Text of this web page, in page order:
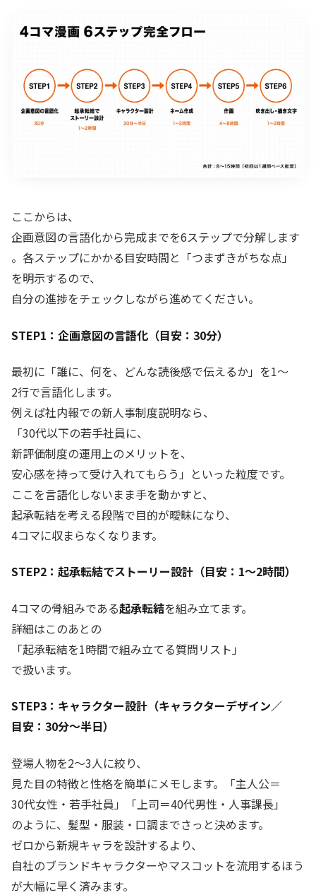
ここからは、
企画意図の言語化から完成までを6ステップで分解します
。各ステップにかかる目安時間と「つまずきがちな点」
を明示するので、
自分の進捗をチェックしながら進めてください。
STEP1：企画意図の言語化（目安：30分）
最初に「誰に、何を、どんな読後感で伝えるか」を1〜
2行で言語化します。
例えば社内報での新人事制度説明なら、
「30代以下の若手社員に、
新評価制度の運用上のメリットを、
安心感を持って受け入れてもらう」といった粒度です。
ここを言語化しないまま手を動かすと、
起承転結を考える段階で目的が曖昧になり、
4コマに収まらなくなります。
STEP2：起承転結でストーリー設計（目安：1〜2時間）
4コマの骨組みである起承転結を組み立てます。
詳細はこのあとの
「起承転結を1時間で組み立てる質問リスト」
で扱います。
STEP3：キャラクター設計（キャラクターデザイン／
目安：30分〜半日）
登場人物を2〜3人に絞り、
見た目の特徴と性格を簡単にメモします。「主人公＝
30代女性・若手社員」「上司＝40代男性・人事課長」
のように、髪型・服装・口調までさっと決めます。
ゼロから新規キャラを設計するより、
自社のブランドキャラクターやマスコットを流用するほう
が大幅に早く済みます。